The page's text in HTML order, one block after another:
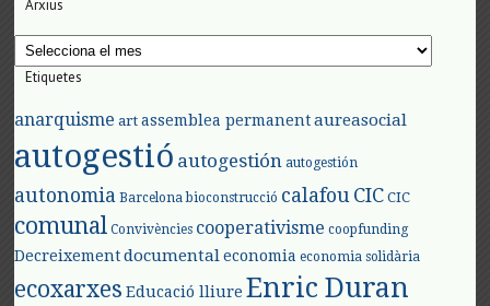
Arxius
Arxius
Etiquetes
anarquisme art assemblea permanent aureasocial
autogestió autogestión autogestión
autonomia Barcelona bioconstrucció calafouCIC CIC
comunal Convivències cooperativisme coopfunding
Decreixement documental economia economia solidària
ecoxarxes Educació lliure Enric Duran